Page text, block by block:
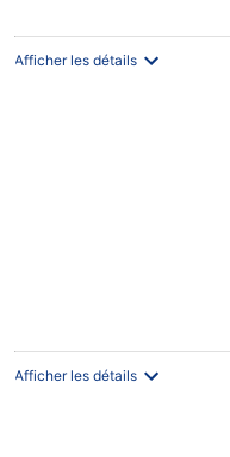
Afficher les détails
Afficher les détails